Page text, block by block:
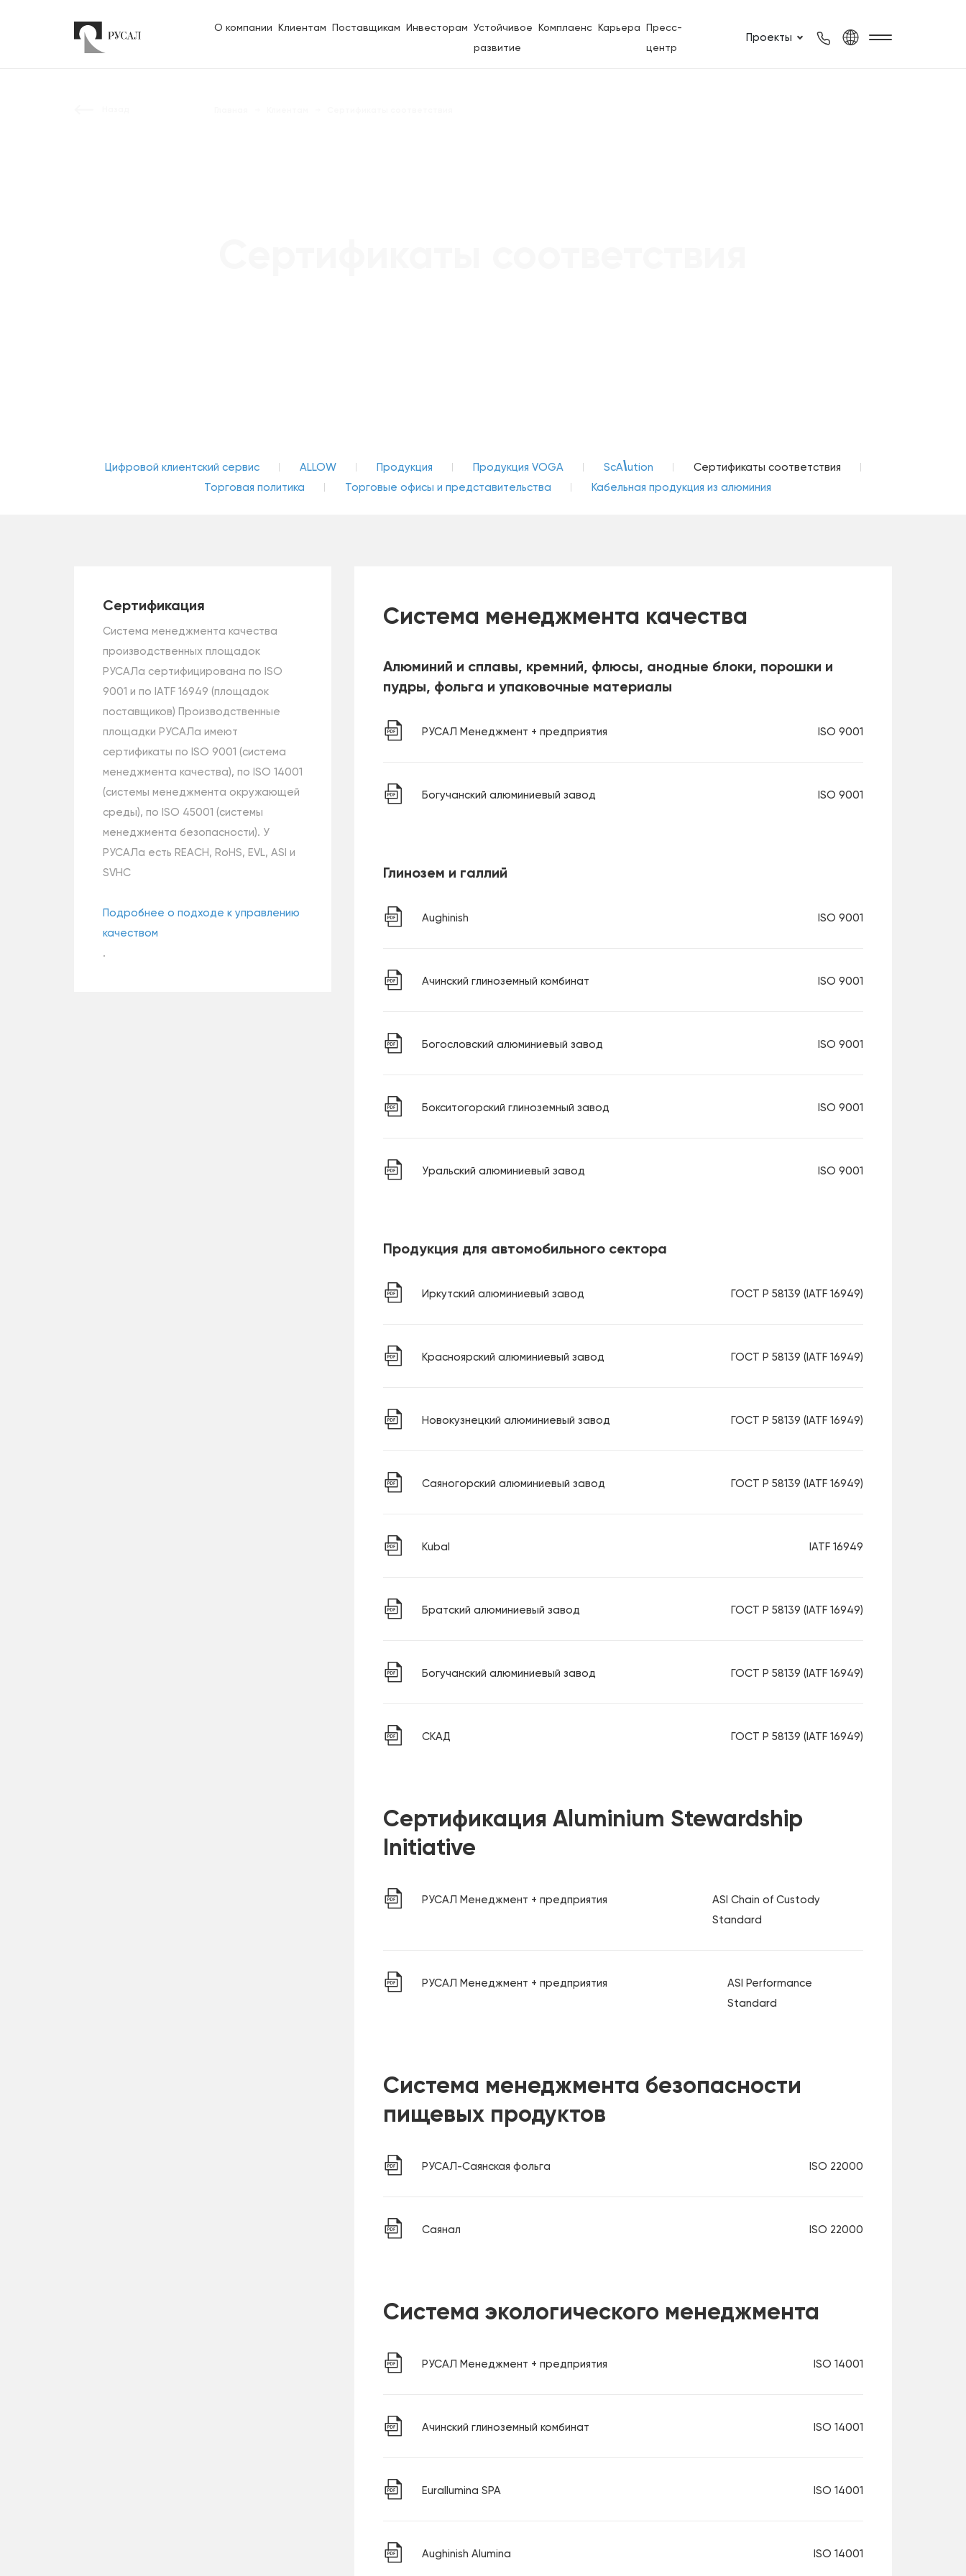
О компании Клиентам Поставщикам Инвесторам Устойчивое
развитие
Комплаенс Карьера Пресс-
центр
Проекты
Цифровой клиентский сервис ALLOW Продукция Продукция VOGA ScA\ution
Сертификаты соответствия
Торговая политика
Торговые офисы и представительства Кабельная продукция из алюминия
Сертификация
Система менеджмента качества
производственных площадок
РУСАЛа сертифицирована по ISO
9001 и по IATF 16949 (площадок
поставщиков) Производственные
площадки РУСАЛа имеют
сертификаты по ISO 9001 (система
менеджмента качества), по ISO 14001
(системы менеджмента окружающей
среды), по ISO 45001 (системы
менеджмента безопасности). У
РУСАЛа есть REACH, RoHS, EVL, ASI и
SVHC
Подробнее о подходе к управлению
качеством
.
Система менеджмента качества
Алюминий и сплавы, кремний, флюсы, анодные блоки, порошки и
пудры, фольга и упаковочные материалы
РУСАЛ Менеджмент + предприятия ISO 9001
Богучанский алюминиевый завод ISO 9001
Глинозем и галлий
Aughinish ISO 9001
Ачинский глиноземный комбинат ISO 9001
Богословский алюминиевый завод ISO 9001
Бокситогорский глиноземный завод ISO 9001
Уральский алюминиевый завод ISO 9001
Продукция для автомобильного сектора
Иркутский алюминиевый завод ГОСТ Р 58139 (IATF 16949)
Красноярский алюминиевый завод ГОСТ Р 58139 (IATF 16949)
Новокузнецкий алюминиевый завод ГОСТ Р 58139 (IATF 16949)
Саяногорский алюминиевый завод ГОСТ Р 58139 (IATF 16949)
Kubal IATF 16949
Братский алюминиевый завод ГОСТ Р 58139 (IATF 16949)
Богучанский алюминиевый завод ГОСТ Р 58139 (IATF 16949)
СКАД ГОСТ Р 58139 (IATF 16949)
Сертификация Aluminium Stewardship
Initiative
РУСАЛ Менеджмент + предприятия
ASI Chain of Custody
Standard
РУСАЛ Менеджмент + предприятия
ASI Performance
Standard
Система менеджмента безопасности
пищевых продуктов
РУСАЛ-Саянская фольга ISO 22000
Саянал ISO 22000
Система экологического менеджмента
РУСАЛ Менеджмент + предприятия ISO 14001
Ачинский глиноземный комбинат ISO 14001
Eurallumina SPA ISO 14001
Aughinish Alumina ISO 14001